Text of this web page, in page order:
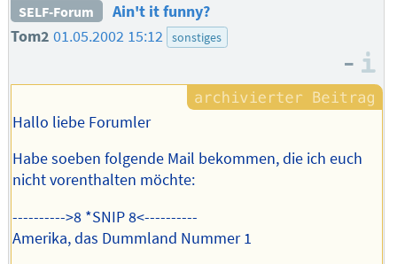
SELF-Forum
Ain't it funny?
Tom2 01.05.2002 15:12 sonstiges
–
Hallo liebe Forumler
Habe soeben folgende Mail bekommen, die ich euch
nicht vorenthalten möchte:
---------->8 *SNIP 8<----------
Amerika, das Dummland Nummer 1